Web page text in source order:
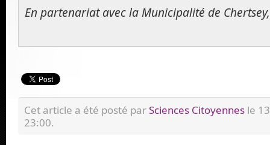
En partenariat avec la Municipalité de
Cet article a été posté parSciences Citoyennes le
23:00.